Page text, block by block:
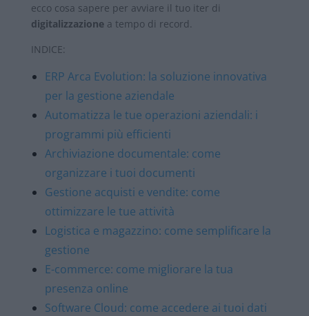
ecco cosa sapere per avviare il tuo iter di
digitalizzazionea tempo di record.
INDICE:
ERP Arca Evolution: la soluzione innovativa
per la gestione aziendale
Automatizza le tue operazioni aziendali: i
programmi più efficienti
Archiviazione documentale: come
organizzare i tuoi documenti
Gestione acquisti e vendite: come
ottimizzare le tue attività
Logistica e magazzino: come semplificare la
gestione
E-commerce: come migliorare la tua
presenza online
Software Cloud: come accedere ai tuoi dati